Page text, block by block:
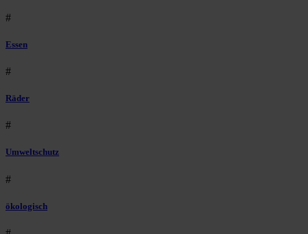
#
Essen
#
Räder
#
Umweltschutz
#
ökologisch